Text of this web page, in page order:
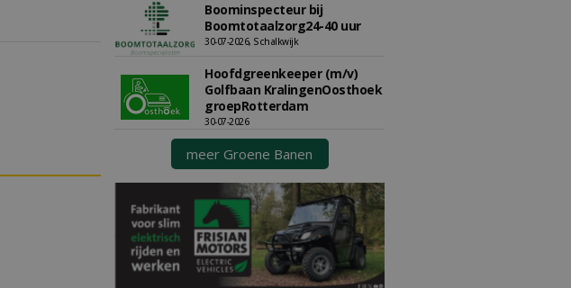
Boominspecteur bij
Boomtotaalzorg24-40 uur
30-07-2026, Schalkwijk
Hoofdgreenkeeper (m/v)
Golfbaan KralingenOosthoek
groepRotterdam
30-07-2026
meer Groene Banen